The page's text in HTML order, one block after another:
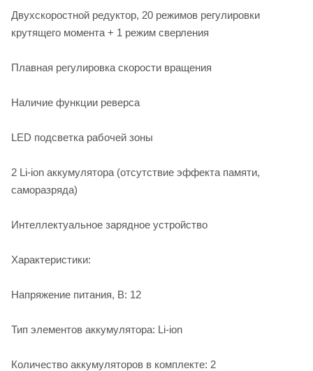
Двухскоростной редуктор, 20 режимов регулировки
крутящего момента + 1 режим сверления
Плавная регулировка скорости вращения
Наличие функции реверса
LED подсветка рабочей зоны
2 Li-ion аккумулятора (отсутствие эффекта памяти,
саморазряда)
Интеллектуальное зарядное устройство
Характеристики:
Напряжение питания, В: 12
Тип элементов аккумулятора: Li-ion
Количество аккумуляторов в комплекте: 2